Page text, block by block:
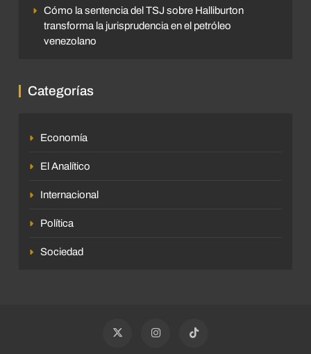
Cómo la sentencia del TSJ sobre Halliburton
transforma la jurisprudencia en el petróleo
venezolano
Categorías
Economía
El Analítico
Internacional
Política
Sociedad